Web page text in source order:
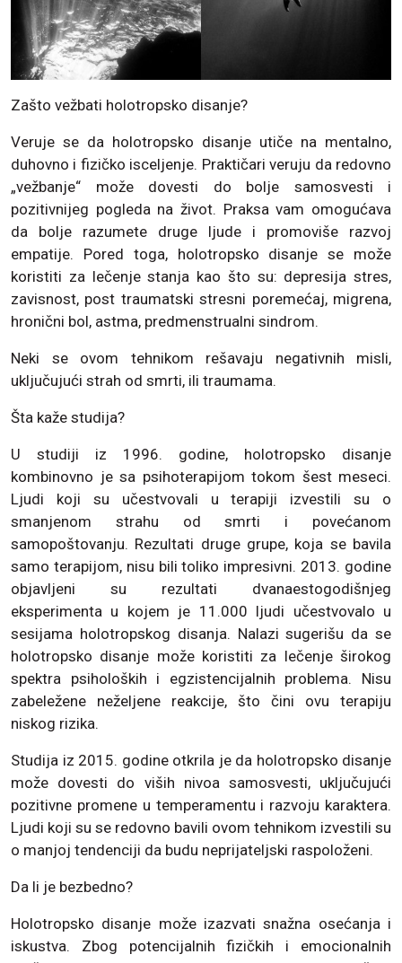
Zašto vežbati holotropsko disanje?
Veruje se da holotropsko disanje utiče na mentalno,
duhovno i fizičko isceljenje. Praktičari veruju da redovno
„vežbanje“ može dovesti do bolje samosvesti i
pozitivnijeg pogleda na život. Praksa vam omogućava
da bolje razumete druge ljude i promoviše razvoj
empatije. Pored toga, holotropsko disanje se može
koristiti za lečenje stanja kao što su: depresija stres,
zavisnost, post traumatski stresni poremećaj, migrena,
hronični bol, astma, predmenstrualni sindrom.
Neki se ovom tehnikom rešavaju negativnih misli,
uključujući strah od smrti, ili traumama.
Šta kaže studija?
U studiji iz 1996. godine, holotropsko disanje
kombinovno je sa psihoterapijom tokom šest meseci.
Ljudi koji su učestvovali u terapiji izvestili su o
smanjenom strahu od smrti i povećanom
samopoštovanju. Rezultati druge grupe, koja se bavila
samo terapijom, nisu bili toliko impresivni. 2013. godine
objavljeni su rezultati dvanaestogodišnjeg
eksperimenta u kojem je 11.000 ljudi učestvovalo u
sesijama holotropskog disanja. Nalazi sugerišu da se
holotropsko disanje može koristiti za lečenje širokog
spektra psiholoških i egzistencijalnih problema. Nisu
zabeležene neželjene reakcije, što čini ovu terapiju
niskog rizika.
Studija iz 2015. godine otkrila je da holotropsko disanje
može dovesti do viših nivoa samosvesti, uključujući
pozitivne promene u temperamentu i razvoju karaktera.
Ljudi koji su se redovno bavili ovom tehnikom izvestili su
o manjoj tendenciji da budu neprijateljski raspoloženi.
Da li je bezbedno?
Holotropsko disanje može izazvati snažna osećanja i
iskustva. Zbog potencijalnih fizičkih i emocionalnih